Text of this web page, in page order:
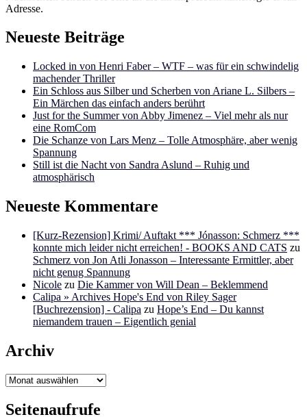
Adresse.
Neueste Beiträge
Locked in von Henri Faber – WTF – was für ein schwindelig
machender Thriller
Ein Schloss aus Silber und Scherben von Ariane L. Silbers –
Ein Märchen das einfach anders berührt
Just for the Summer von Abby Jimenez – Viel mehr als nur
eine RomCom
Die Schanze von Lars Menz – Tolle Atmosphäre, aber wenig
Spannung
Still ist die Nacht von Sandra Aslund – Ruhig und
atmosphärisch
Neueste Kommentare
[Kurz-Rezension] Krimi/ Auftakt *** Jónasson: Schmerz ***
konnte mich leider nicht erreichen! - BOOKS AND CATS zu
Schmerz von Jon Atli Jonasson – Interessante Ermittler, aber
nicht genug Spannung
Nicole zu Die Kammer von Will Dean – Beklemmend
Calipa » Archives Hope's End von Riley Sager
[Buchrezension] - Calipa zu Hope’s End – Du kannst
niemandem trauen – Eigentlich genial
Archiv
Archiv
Seitenaufrufe